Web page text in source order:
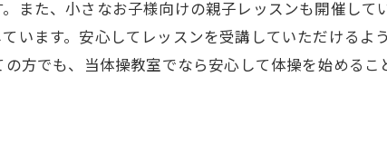
また、小さなお子様向けの親子レッスンも開催して
います。安心してレッスンを受講していただけるよ
方でも、当体操教室でなら安心して体操を始めるこ